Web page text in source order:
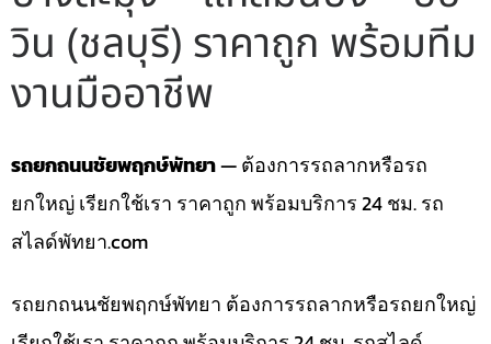
วิน (ชลบุรี) ราคาถูก พร้อมทีม
งานมืออาชีพ
รถยกถนนชัยพฤกษ์พัทยา— ต้องการรถลากหรือรถ
ยกใหญ่ เรียกใช้เรา ราคาถูก พร้อมบริการ 24 ชม. รถ
สไลด์พัทยา.com
รถยกถนนชัยพฤกษ์พัทยา ต้องการรถลากหรือรถยกใหญ่